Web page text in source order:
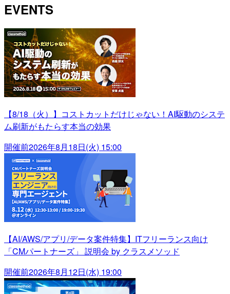
EVENTS
【8/18（火）】コストカットだけじゃない！AI駆動のシステ
ム刷新がもたらす本当の効果
開催前2026年8月18日(火) 15:00
【AI/AWS/アプリ/データ案件特集】ITフリーランス向け
「CMパートナーズ」 説明会 by クラスメソッド
開催前2026年8月12日(水) 19:00